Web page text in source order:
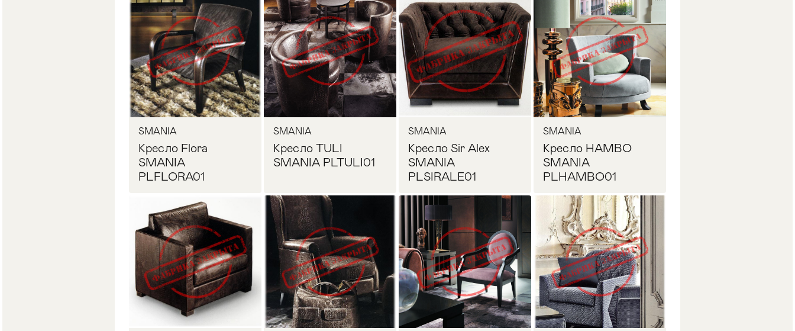
Запросить цену Запросить цену Запросить цену Запросить цену
Запросить цену
SMANIA
Кресло Flora
SMANIA
PLFLORA01
Запросить цену
SMANIA
Кресло TULI
SMANIA PLTULI01
Запросить цену
SMANIA
Кресло Sir Alex
SMANIA
PLSIRALE01
Запросить цену
SMANIA
Кресло HAMBO
SMANIA
PLHAMBO01